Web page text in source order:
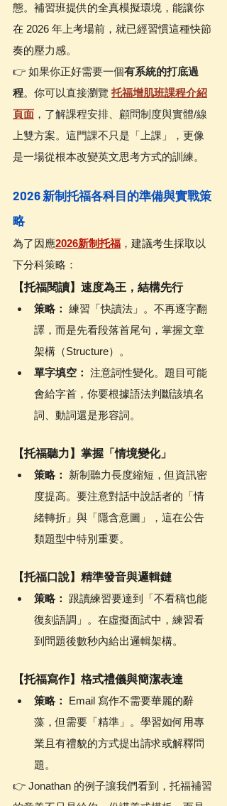
態。補習班提供的全真模擬環境，能讓你
在 2026 年上考場前，就已經習慣這種快節
奏的壓力感。
👉 如果你正好需要一個有系統的打底過
程。你可以直接瀏覽 托福增肌班課程介紹
頁面 ，了解課程安排、顧問制度與實體/線
上雙方案。這門課不只是「上課」，更像
是一場從根本改變英文思考方式的訓練。
2026 新制托福各科目的準備與實戰策
略
為了因應2026新制托福 ，建議考生採取以
下分科策略：
【托福閱讀】速度為王，結構先行
策略： 練習「快讀法」。不再逐字翻
譯，而是先看段落首尾句，掌握文章
架構（Structure）。
單字填空： 注意詞性變化。題目可能
會給字首，你要根據語法判斷該填名
詞、動詞還是形容詞。
【托福聽力】掌握「情境變化」
策略：
新制聽力長度縮短，但資訊密
度提高。要注意對話中說話者的「情
緒轉折」與「隱含意圖」，這在公告
類題型中特別重要。
【托福口說】精準發音與邏輯鏈
策略：
跟讀練習要達到「不看稿也能
復刻語調」。在虛擬面試中，練習看
到問題後數秒內給出邏輯架構。
【托福寫作】格式禮儀與簡潔表達
策略：
Email 寫作不需要華麗的辭
藻，但需要「精準」。學習如何用專
業且有禮貌的方式提出請求或解釋問
題。
👉 Jonathan 的例子讓我們看到，托福補習